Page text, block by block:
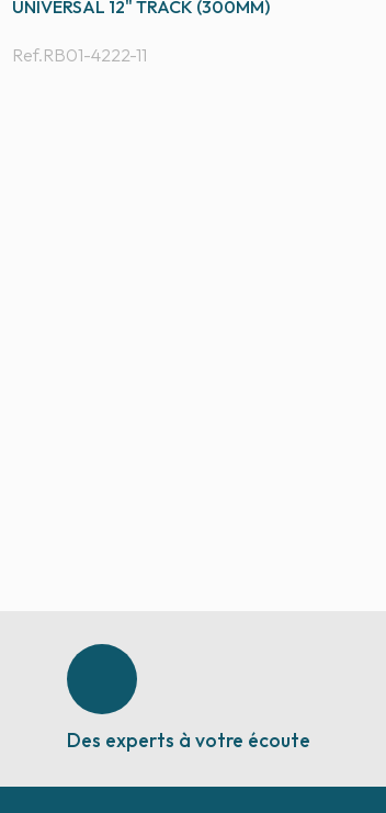
UNIVERSAL 12" TRACK (300MM)
Ref.RB01-4222-11
Des experts à votre écoute